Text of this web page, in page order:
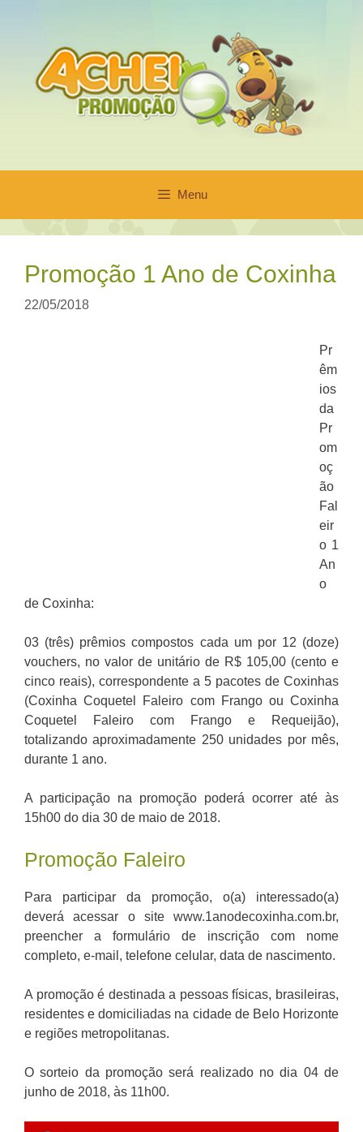
conteúdo
Menu
Promoção 1 Ano de Coxinha
22/05/2018
Pr
êm
ios
da
Pr
om
oç
ão
Fal
eir
o 1
An
o
de Coxinha:
03 (três) prêmios compostos cada um por 12 (doze)
vouchers, no valor de unitário de R$ 105,00 (cento e
cinco reais), correspondente a 5 pacotes de Coxinhas
(Coxinha Coquetel Faleiro com Frango ou Coxinha
Coquetel Faleiro com Frango e Requeijão),
totalizando aproximadamente 250 unidades por mês,
durante 1 ano.
A participação na promoção poderá ocorrer até às
15h00 do dia 30 de maio de 2018.
Promoção Faleiro
Para participar da promoção, o(a) interessado(a)
deverá acessar o site www.1anodecoxinha.com.br,
preencher a formulário de inscrição com nome
completo, e-mail, telefone celular, data de nascimento.
A promoção é destinada a pessoas físicas, brasileiras,
residentes e domiciliadas na cidade de Belo Horizonte
e regiões metropolitanas.
O sorteio da promoção será realizado no dia 04 de
junho de 2018, às 11h00.